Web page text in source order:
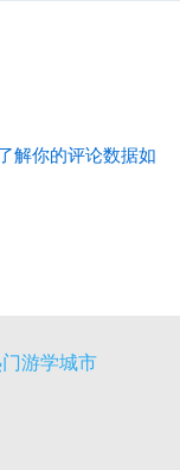
解你的评论数据如
游学城市